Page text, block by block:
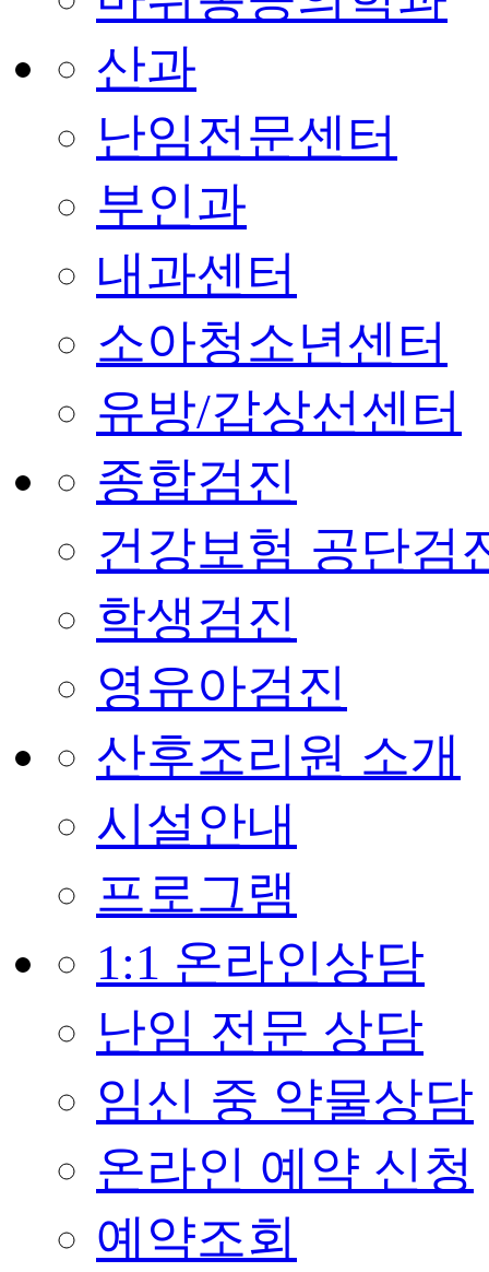
산과
난임전문센터
부인과
내과센터
소아청소년센터
유방/갑상선센터
종합검진
건강보험 공단검
학생검진
영유아검진
산후조리원 소개
시설안내
프로그램
1:1 온라인상담
난임 전문 상담
임신 중 약물상담
온라인 예약 신청
예약조회